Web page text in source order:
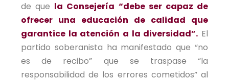
de que la Consejería “debe ser capaz de
ofrecer una educación de calidad que
garantice la atención a la diversidad”. El
partido soberanista ha manifestado que “no
es de recibo” que se traspase “la
responsabilidad de los errores cometidos” al